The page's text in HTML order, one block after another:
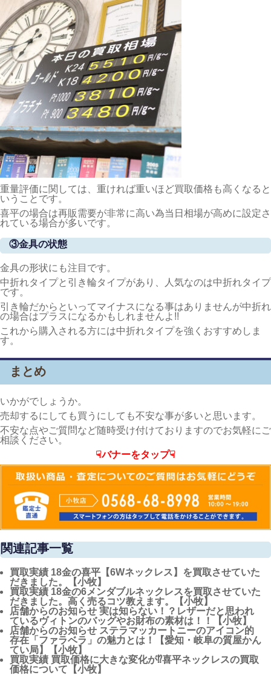
重量評価に関しては、重ければ重いほど買取価格も高くなると
いうことです。
喜平の場合は再販需要が非常に高い為当日相場が高めに設定さ
れている場合が多いです。
③金具の状態
金具の形状にも注目です。
中折れタイプと引き輪タイプがあり、人気なのは中折れタイプ
です。
引き輪だからといってマイナスになる事はありませんが中折れ
の場合はプラスになるかもしれませんよ!!
これから購入される方には中折れタイプを強くおすすめしま
す。
まとめ
いかがでしょうか。
売却するにしても買うにしても不安な事が多いと思います。
不安な点やご質問など随時受け付けておりますのでお気軽にご
相談ください。
☟バナーをタップ☟
関連記事一覧
買取実績 18金の喜平【6Wネックレス】を買取させていた
だきました。【小牧】
買取実績 18金の6メンダブルネックレスを買取させていた
だきました。高く売るコツ教えます。【小牧】
店舗からのお知らせ 実は知らない！？レザーだと思われ
ているヴィトンのバッグやお財布の素材は！！【小牧】
店舗からのお知らせ ステラマッカートニーのアイコン的
存在「ファラベラ」の魅力とは！【愛知・岐阜の質屋かん
てい局】【小牧】
買取実績 買取価格に大きな変化が⁉喜平ネックレスの買取
価格について【小牧】